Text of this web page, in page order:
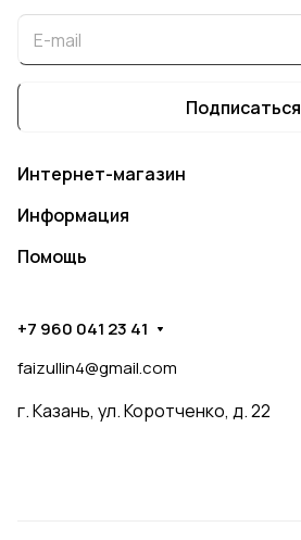
Подписаться
Интернет-магазин
Информация
Помощь
+7 960 041 23 41
faizullin4@gmail.com
г. Казань, ул. Коротченко, д. 22